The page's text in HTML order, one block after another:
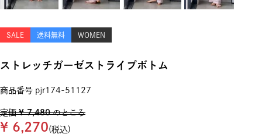
SALE 送料無料 WOMEN
ストレッチガーゼストライプボトム
商品番号 pjr174-51127
定価 ¥ 7,480 のところ
¥ 6,270 税込